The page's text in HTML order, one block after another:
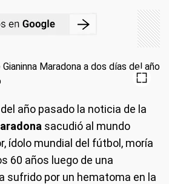
año pasado la noticia de la
sacudió al mundo
ídolo mundial del fútbol, moría
60 años luego de una
sufrido por un hematoma en la